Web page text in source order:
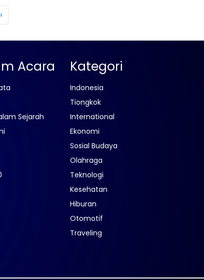
›
Acara
Sejarah
Kategori
Indonesia
Tiongkok
International
Ekonomi
Sosial Budaya
Olahraga
Teknologi
Kesehatan
Hiburan
Otomotif
Traveling